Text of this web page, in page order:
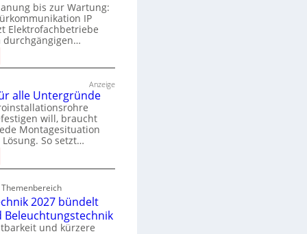
bis zur Wartung:
IP
Elektrofachbetriebe
durchgängigen…
Anzeige
alle Untergründe
will, braucht
Montagesituation
So setzt…
2027 bündelt
Beleuchtungstechnik
und kürzere